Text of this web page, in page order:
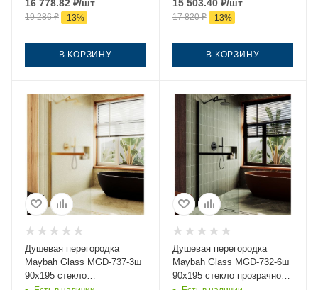
16 778.82 ₽/шт
19 286₽ -13%
В КОРЗИНУ
15 503.40₽/шт
17 820₽ -13%
В КОРЗИНУ
Душевая перегородка
Maybah Glass MGD-737-3ш
90х195 стекло
Душевая перегородка
Maybah Glass MGD-732-6ш
90х195 стекло прозрачное